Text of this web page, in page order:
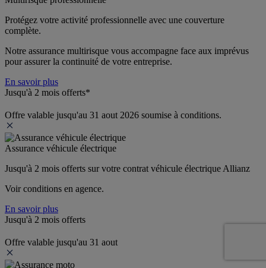
Protégez votre activité professionnelle avec une couverture
complète.
Notre assurance multirisque vous accompagne face aux imprévus
pour assurer la continuité de votre entreprise.
En savoir plus
Jusqu'à 2 mois offerts*
Offre valable jusqu'au 31 aout 2026 soumise à conditions.
Assurance véhicule électrique
Jusqu'à 2 mois offerts sur votre contrat véhicule électrique Allianz
Voir conditions en agence.
En savoir plus
Jusqu'à 2 mois offerts
Offre valable jusqu'au 31 aout